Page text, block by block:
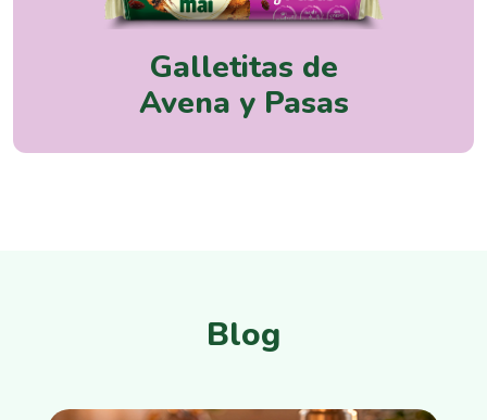
Galletitas de
Avena y Pasas
Blog